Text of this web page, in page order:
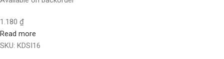
1.180 ₫
Read more
SKU: KDSI16